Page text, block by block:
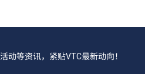
动等资讯，紧贴VTC最新动向！